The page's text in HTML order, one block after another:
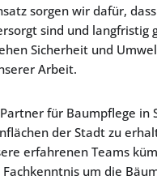
sorgen wir dafür,
sind und langfristig
Sicherheit und
Arbeit.
für Baumpflege in
der Stadt zu
erfahrenen Teams
um die